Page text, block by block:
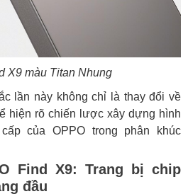
X9 màu Titan Nhung
lần này không chỉ là thay đổi về
hiện rõ chiến lược xây dựng hình
của OPPO trong phân khúc
Find X9: Trang bị chip
đầu